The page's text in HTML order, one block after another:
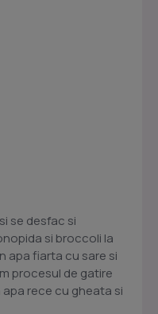
se desfac si
si broccoli la
apa fiarta cu sare si
procesul de gatire
rece cu gheata si